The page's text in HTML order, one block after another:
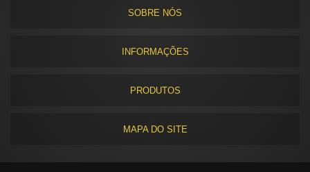
SOBRE NÓS
INFORMAÇÕES
PRODUTOS
MAPA DO SITE